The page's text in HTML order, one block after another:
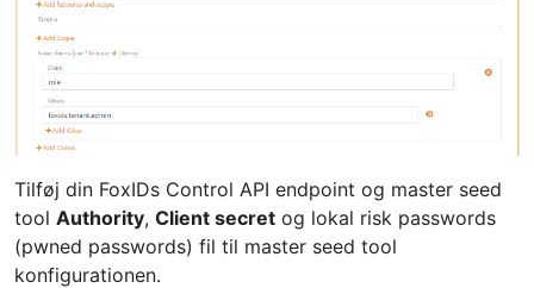
Tilføj din FoxIDs Control API endpoint og master seed
tool Authority, Client secret og lokal risk passwords
(pwned passwords) fil til master seed tool
konfigurationen.